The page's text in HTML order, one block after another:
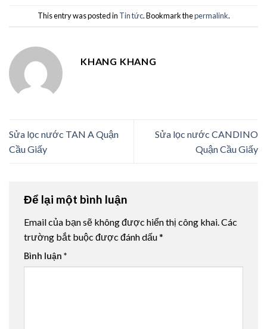
This entry was posted in Tin tức. Bookmark thepermalink.
KHANG KHANG
Sửa lọc nước TAN A Quận
Cầu Giấy
Sửa lọc nước CANDINO
Quận Cầu Giấy
Để lại một bình luận
Email của bạn sẽ không được hiển thị công khai. Các
trường bắt buộc được đánh dấu*
Bình luận *